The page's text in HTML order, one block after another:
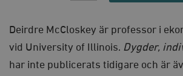
Deirdre McCloskey är professor i
vid University of Illinois. Dygder,
har inte publicerats tidigare och är